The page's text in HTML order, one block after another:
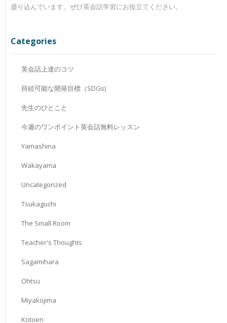
盛り込んでいます。ぜひ英会話学習にお役立てください。
Categories
英会話上達のコツ
持続可能な開発目標（SDGs)
先生のひとこと
今週のワンポイント英会話無料レッスン
Yamashina
Wakayama
Uncategorized
Tsukaguchi
The Small Room
Teacher's Thoughts
Sagamihara
Ohtsu
Miyakojima
Kotoen